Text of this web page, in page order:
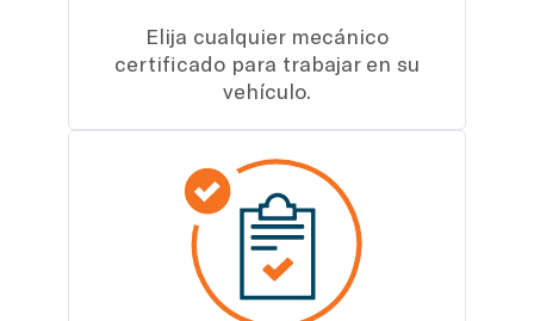
Elija cualquier mecánico
certificado para trabajar en su
vehículo.